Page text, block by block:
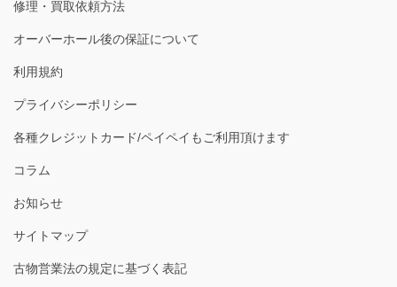
修理・買取依頼方法
オーバーホール後の保証について
利用規約
プライバシーポリシー
各種クレジットカード/ペイペイもご利用頂けます
コラム
お知らせ
サイトマップ
古物営業法の規定に基づく表記